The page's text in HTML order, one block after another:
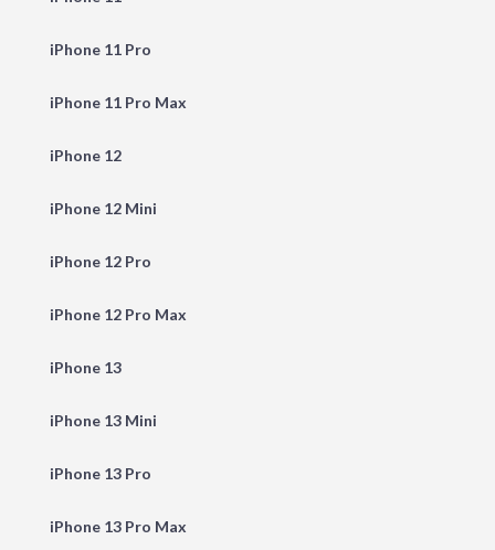
iPhone 11 Pro
iPhone 11 Pro Max
iPhone 12
iPhone 12 Mini
iPhone 12 Pro
iPhone 12 Pro Max
iPhone 13
iPhone 13 Mini
iPhone 13 Pro
iPhone 13 Pro Max